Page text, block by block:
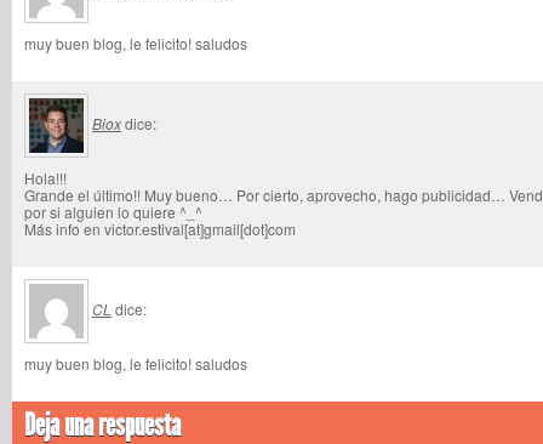
muy buen blog, le felicito! saludos
Bioxdice:
Hola!!!
Grande el último!! Muy bueno… Por cierto, aprovecho, hago publicidad…
por si alguien lo quiere ^_^
Más info en victor.estival[at]gmail[dot]com
CL dice:
muy buen blog, le felicito! saludos
Deja una respuesta